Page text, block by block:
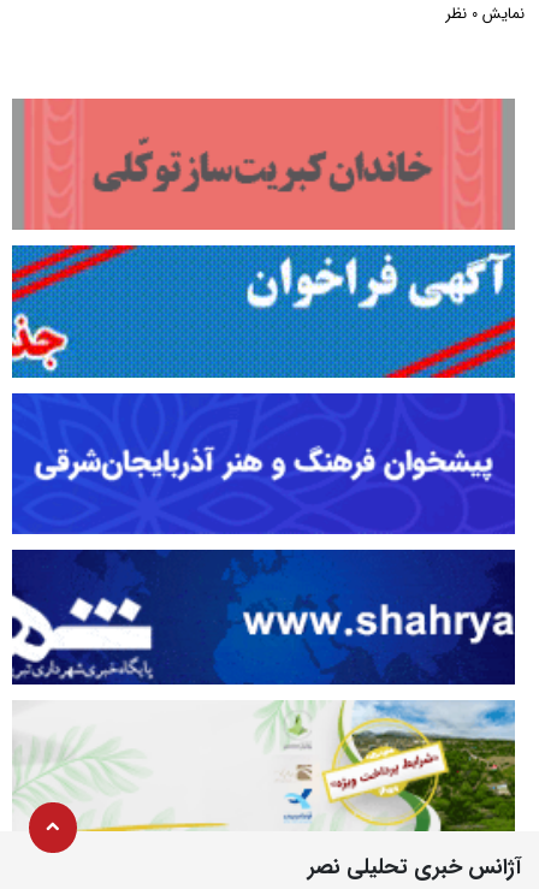
نمایش 0 نظر
آژانس خبری تحلیلی نصر